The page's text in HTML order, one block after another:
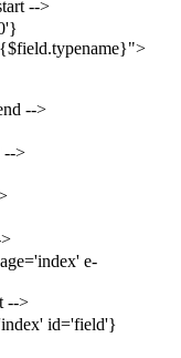
-->
-->
>
e-
-->
id='field'}